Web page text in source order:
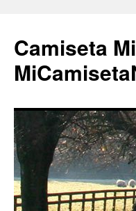
Camiseta